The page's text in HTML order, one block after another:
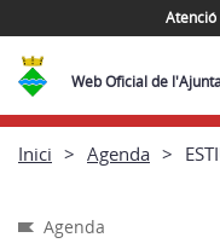
Atenció
Web Oficial de
Inici Agenda
Agenda